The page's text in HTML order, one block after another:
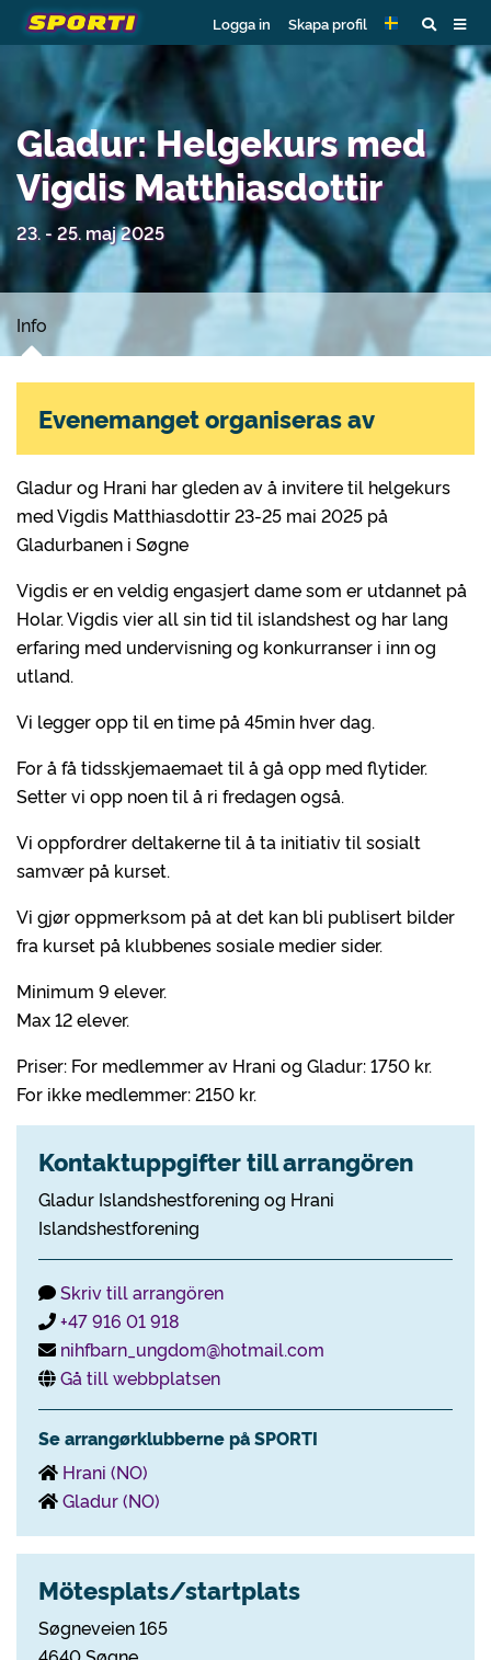
Logga in Skapa profil
Gladur: Helgekurs med
Vigdis Matthiasdottir
23. - 25. maj 2025
Info
Gladur og Hrani har gleden av å invitere til helgekurs
med Vigdis Matthiasdottir 23-25 mai 2025 på
Gladurbanen i Søgne
Vigdis er en veldig engasjert dame som er utdannet på
Holar. Vigdis vier all sin tid til islandshest og har lang
erfaring med undervisning og konkurranser i inn og
utland.
Vi legger opp til en time på 45min hver dag.
For å få tidsskjemaemaet til å gå opp med flytider.
Setter vi opp noen til å ri fredagen også.
Vi oppfordrer deltakerne til å ta initiativ til sosialt
samvær på kurset.
Vi gjør oppmerksom på at det kan bli publisert bilder
fra kurset på klubbenes sosiale medier sider.
Minimum 9 elever.
Max 12 elever.
Priser: For medlemmer av Hrani og Gladur: 1750 kr.
For ikke medlemmer: 2150 kr.
Kontaktuppgifter till arrangören
Gladur Islandshestforening og Hrani
Islandshestforening
Skriv till arrangören
+47 916 01 918
nihfbarn_ungdom@hotmail.com
Gå till webbplatsen
Se arrangørklubberne på SPORTI
Hrani (NO)
Gladur (NO)
Mötesplats/startplats
Søgneveien 165
Evenemanget organiseras av